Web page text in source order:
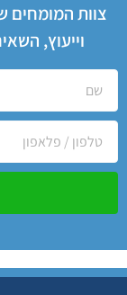
צוות המומחים
וייעוץ,